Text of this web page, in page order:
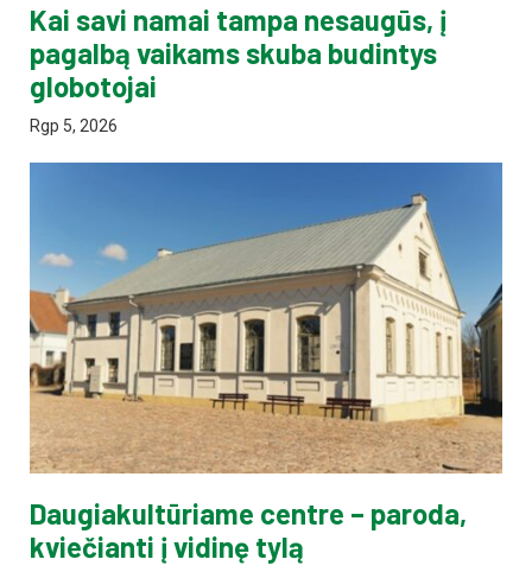
Kai savi namai tampa nesaugūs, į
pagalbą vaikams skuba budintys
globotojai
Rgp 5, 2026
Daugiakultūriame centre – paroda,
kviečianti į vidinę tylą